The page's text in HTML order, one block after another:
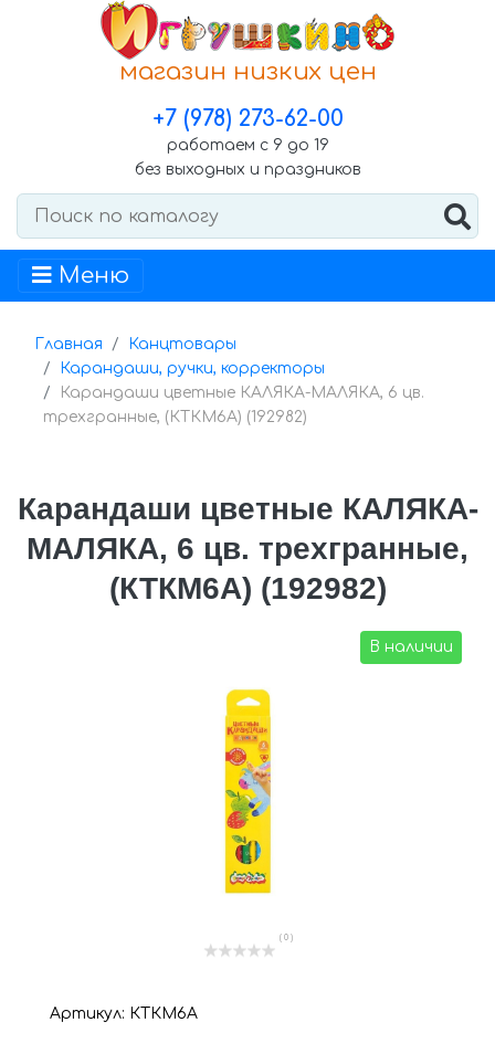
магазин низких цен
+7 (978) 273-62-00
работаем с 9 до 19
без выходных и праздников
Меню
Главная
Канцтовары
Карандаши, ручки, корректоры
Карандаши цветные КАЛЯКА-МАЛЯКА, 6 цв.
трехгранные, (КТКМ6А) (192982)
Карандаши цветные КАЛЯКА-
МАЛЯКА, 6 цв. трехгранные,
(КТКМ6А) (192982)
В наличии
( 0 )
Артикул: КТКМ6А